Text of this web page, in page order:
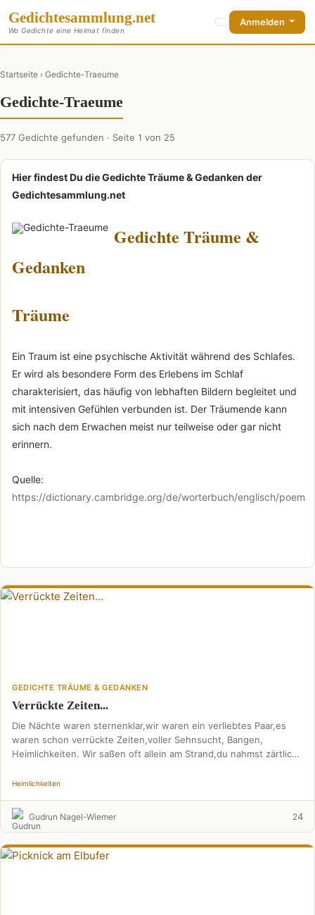
Gedichtesammlung.net
Wo Gedichte eine Heimat finden
Anmelden
Startseite › Gedichte-Traeume
Gedichte-Traeume
577 Gedichte gefunden · Seite 1 von 25
Hier findest Du die Gedichte Träume & Gedanken der
Gedichtesammlung.net
Gedichte Träume &
Gedanken
Träume
Ein Traum ist eine psychische Aktivität während des Schlafes.
Er wird als besondere Form des Erlebens im Schlaf
charakterisiert, das häufig von lebhaften Bildern begleitet und
mit intensiven Gefühlen verbunden ist. Der Träumende kann
sich nach dem Erwachen meist nur teilweise oder gar nicht
erinnern.
Quelle:
https://dictionary.cambridge.org/de/worterbuch/englisch/poem
GEDICHTE TRÄUME & GEDANKEN
Verrückte Zeiten...
Die Nächte waren sternenklar,wir waren ein verliebtes Paar,es
waren schon verrückte Zeiten,voller Sehnsucht, Bangen,
Heimlichkeiten. Wir saßen oft allein am Strand,du nahmst zärtlich
Heimlichkeiten
Gudrun Nagel-Wiemer 24